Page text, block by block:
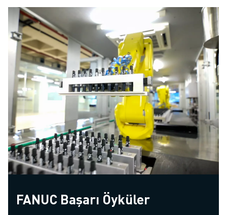
FANUC Başarı Öyküler